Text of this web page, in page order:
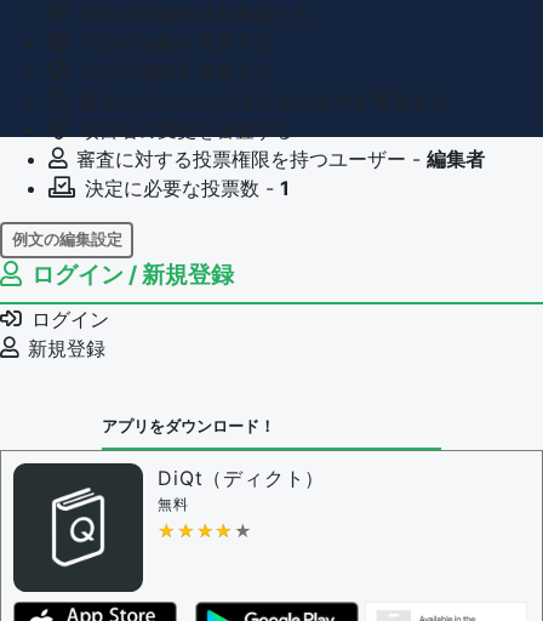
審査に対する投票権限を持つユーザー - 編集者
決定に必要な投票数 - 1
例文の編集設定
例文の編集権限を持つユーザー -
例文の削除を審査する
審査に対する投票権限を持つユーザー -
決定に必要な投票数 -
問題の編集権限を持つユーザー -すべてのユーザー
審査に対する投票権限を持つユーザー -
決定に必要な投票数 -
編集ガイドライン
ログイン / 新規登録
ログイン
新規登録
アプリをダウンロード！
DiQt（ディクト）
無料
★★★★★
★★★★★